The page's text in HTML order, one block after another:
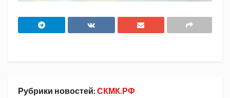
В казачьем детском саду № 83 города Сочи
казаки-наставники.
Рубрики новостей:СКМК.РФ